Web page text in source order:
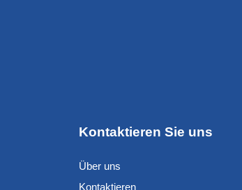
Kontaktieren Sie uns
Über uns
Kontaktieren